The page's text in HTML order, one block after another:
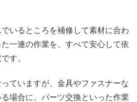
でいるところを補修して素材に合わ
一連の作業を、すべて安心して依
す。
ていますが、金具やファスナーな
場合に、パーツ交換といった作業